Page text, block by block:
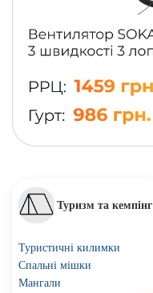
Туризм та кемпінг
Туристичні килимки
Спальні мішки
Мангали